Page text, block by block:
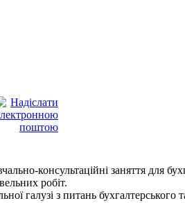
консультаційні заняття для
робіт.
галузі з питань бухгалтерського